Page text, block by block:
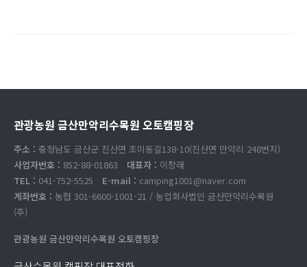
관광농원 금산만악리수목원 오토캠핑장
주소 : 충청남도 금산군 진산면 초미동길138-10(진산면 만악리 248번지)
사업자번호 : 852-88-01863 대표자 : 이창래
TEL : 041-752-5525 E-mail : camping1001@naver.com
계좌번호 : 농협 301-6600-1001-21 / 농업회사법인 금산만악리수목원
(주)
관광농원 금산만악리수목원 오토캠핑장